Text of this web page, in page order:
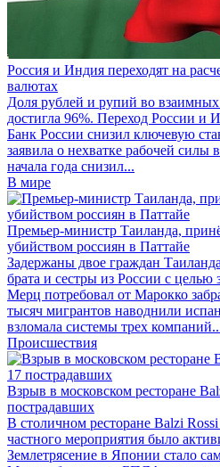
Россия и Индия переходят на
валютах
Доля рублей и рупий во
достигла 96%. Переход России и
Банк России снизил ключевую
заявила о нехватке рабочей силы
начала года снизил...
В мире
Премьер-министр Таиланда,
убийством россиян в Паттайе
Задержаны двое граждан
брата и сестры из России с целью
Мерц потребовал от Марокко
тысяч мигрантов наводнили
взломала системы трех
Происшествия
Взрыв в московском ресторане
пострадавших
В столичном ресторане Balzi
частного мероприятия было
Землетрясение в Японии стало